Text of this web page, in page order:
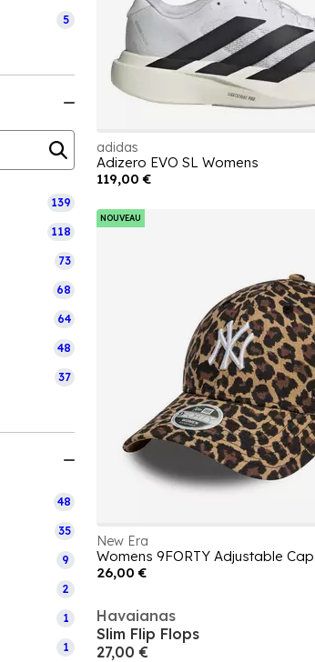
5
139
118
73
68
64
48
37
48
35
9
2
1
1
adidas
Adizero EVO SL Womens
119,00 €
NOUVEAU
New Era
Womens 9FORTY Adjustable Cap
26,00 €
Havaianas
Slim Flip Flops
27,00 €